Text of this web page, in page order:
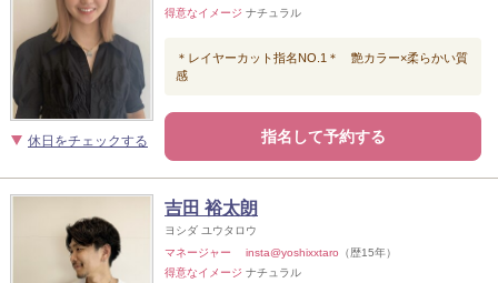
休日をチェックする
得意なイメージ ナチュラル
＊レイヤーカット指名NO.1＊ 艶カラー×柔らかい質
感
指名して予約する
吉田 裕太朗
ヨシダ ユウタロウ
マネージャー insta@yoshixxtaro （歴15年）
得意なイメージ ナチュラル